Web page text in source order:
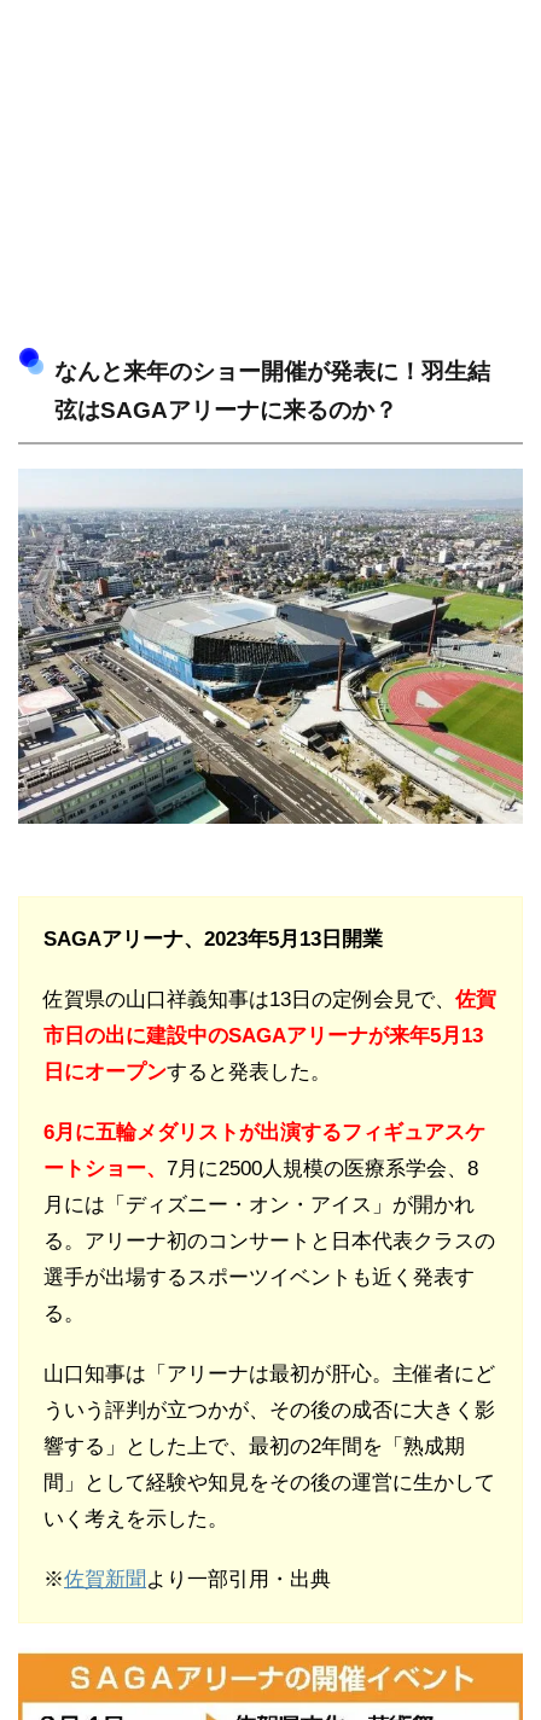
なんと来年のショー開催が発表に！羽生結
弦はSAGAアリーナに来るのか？
SAGAアリーナ、2023年5月13日開業
佐賀県の山口祥義知事は13日の定例会見で、 佐賀
市日の出に建設中のSAGAアリーナが来年5月13
日にオープンすると発表した。
6月に五輪メダリストが出演するフィギュアスケ
ートショー、 7月に2500人規模の医療系学会、8
月には「ディズニー・オン・アイス」が開かれ
る。アリーナ初のコンサートと日本代表クラスの
選手が出場するスポーツイベントも近く発表す
る。
山口知事は「アリーナは最初が肝心。主催者にど
ういう評判が立つかが、その後の成否に大きく影
響する」とした上で、最初の2年間を「熟成期
間」として経験や知見をその後の運営に生かして
いく考えを示した。
※佐賀新聞 より一部引用・出典